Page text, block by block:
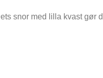
snor med lilla kvast gør